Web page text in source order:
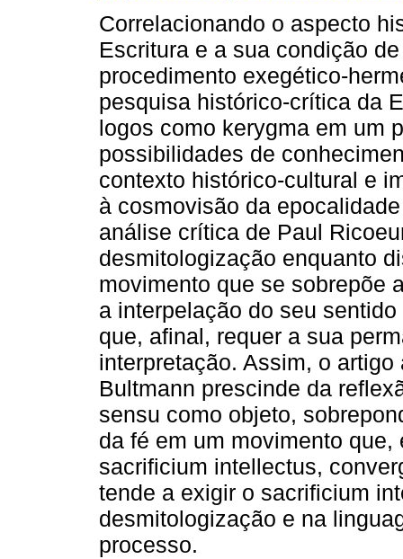
Correlacionando o aspecto
Escritura e a sua condição
procedimento exegético-
pesquisa histórico-crítica da
logos como kerygma em um
possibilidades de
contexto histórico-cultural e
à cosmovisão da
análise crítica de Paul
desmitologização enquanto
movimento que se sobrepõe
a interpelação do seu
que, afinal, requer a sua
interpretação. Assim, o
Bultmann prescinde da
sensu como objeto,
da fé em um movimento
sacrificium intellectus,
tende a exigir o sacrificium
desmitologização e na
processo.